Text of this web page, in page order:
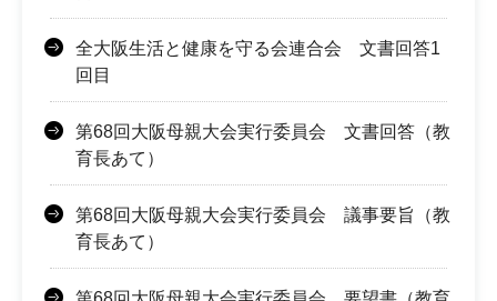
全大阪生活と健康を守る会連合会 文書回答1
回目
第68回大阪母親大会実行委員会 文書回答（教
育長あて）
第68回大阪母親大会実行委員会 議事要旨（教
育長あて）